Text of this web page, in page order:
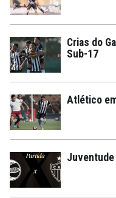
Crias do
Sub-17
Atlético
Juventude